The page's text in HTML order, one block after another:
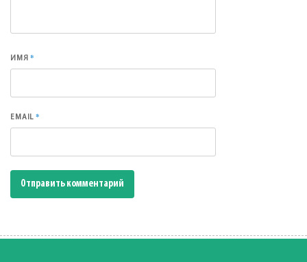
ИМЯ*
EMAIL*